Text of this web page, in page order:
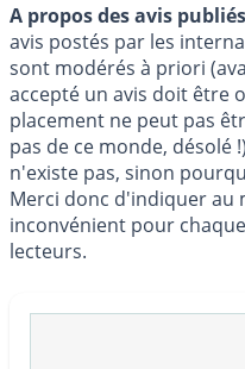
A propos des avis
avis postés par les
sont modérés à priori
accepté un avis doit être
placement ne peut pas
pas de ce monde, désolé
n'existe pas, sinon
Merci donc d'indiquer au
inconvénient pour
lecteurs.